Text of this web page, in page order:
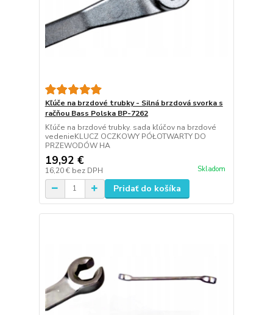
Kľúče na brzdové trubky - Silná brzdová svorka s
račňou Bass Polska BP-7262
Kľúče na brzdové trubky. sada kľúčov na brzdové
vedenieKLUCZ OCZKOWY PÓŁOTWARTY DO
PRZEWODÓW HA
19,92 €
16,20 € bez DPH Skladom
Pridať do košíka